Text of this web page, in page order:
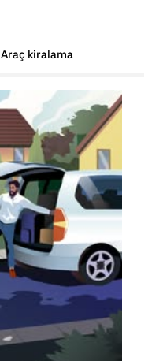
Araç kiralama